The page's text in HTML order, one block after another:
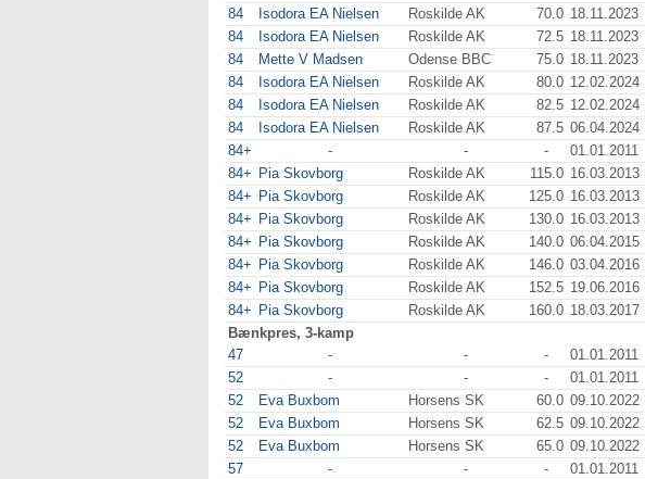
84
Isodora EA Nielsen Roskilde AK 70.0 18.11.2023
84
Isodora EA Nielsen Roskilde AK 72.5 18.11.2023
84
Mette V Madsen Odense BBC 75.0 18.11.2023
84
Isodora EA Nielsen Roskilde AK 80.0 12.02.2024
84
Isodora EA Nielsen Roskilde AK 82.5 12.02.2024
84
Isodora EA Nielsen Roskilde AK 87.5 06.04.2024
84+
- - - 01.01.2011
84+ Pia Skovborg Roskilde AK 115.0 16.03.2013
84+ Pia Skovborg Roskilde AK 125.0 16.03.2013
84+ Pia Skovborg Roskilde AK 130.0 16.03.2013
84+ Pia Skovborg Roskilde AK 140.0 06.04.2015
84+ Pia Skovborg Roskilde AK 146.0 03.04.2016
84+ Pia Skovborg Roskilde AK 152.5 19.06.2016
84+ Pia Skovborg Roskilde AK 160.0 18.03.2017
Bænkpres, 3-kamp
47
- - - 01.01.2011
52
- - - 01.01.2011
52
Eva Buxbom Horsens SK 60.0 09.10.2022
52
Eva Buxbom Horsens SK 62.5 09.10.2022
52
Eva Buxbom Horsens SK 65.0 09.10.2022
57
- - - 01.01.2011